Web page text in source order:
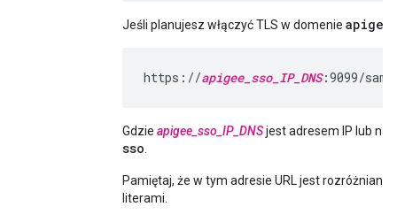
Jeśli planujesz włączyć TLS w domenie
https://apigee_sso_IP_DNS:9099/
Gdzie apigee_sso_IP_DNSjest adresem IP lub
sso
Pamiętaj, że w tym adresie URL jest rozróżniana
literami.